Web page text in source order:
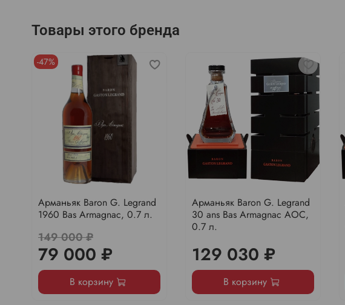
Товары этого бренда
-47%
Арманьяк Baron G. Legrand
1960 Bas Armagnac, 0.7 л.
149 000 ₽
79 000 ₽
В корзину
Арманьяк Baron G. Legrand
30 ans Bas Armagnac AOC,
0.7 л.
129 030 ₽
В корзину